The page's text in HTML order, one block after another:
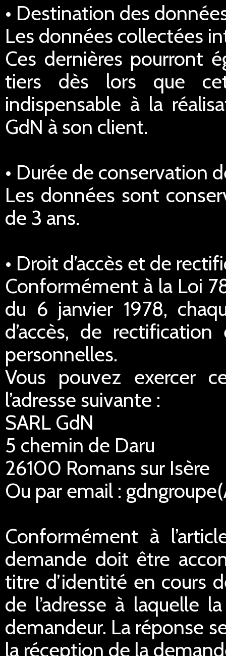
• Destination des
Les données collectées
Ces dernières pourront
tiers dès lors que
indispensable à la
GdN à son client.
• Durée de conservation
Les données sont
de 3 ans.
• Droit d’accès et de
Conformément à la Loi
du 6 janvier 1978,
d’accès, de
personnelles.
Vous pouvez exercer
l’adresse suivante :
SARL GdN
5 chemin de Daru
26100 Romans sur Isère
Ou par email :
Conformément à
demande doit être
titre d’identité en cours
de l’adresse à laquelle
demandeur. La réponse
la réception de la